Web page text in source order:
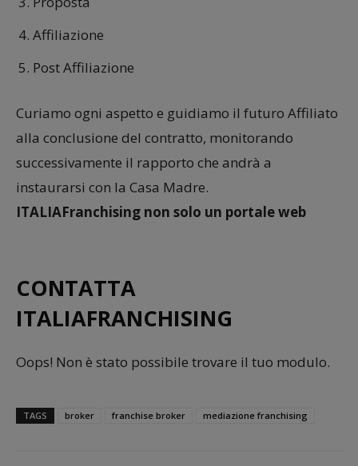
Affiliazione
Post Affiliazione
Curiamo ogni aspetto e guidiamo il futuro Affiliato
alla conclusione del contratto, monitorando
successivamente il rapporto che andrà a
instaurarsi con la Casa Madre.
ITALIAFranchising non solo un portale web
CONTATTA
ITALIAFRANCHISING
Oops! Non è stato possibile trovare il tuo modulo.
TAGS broker franchise broker mediazione franchising